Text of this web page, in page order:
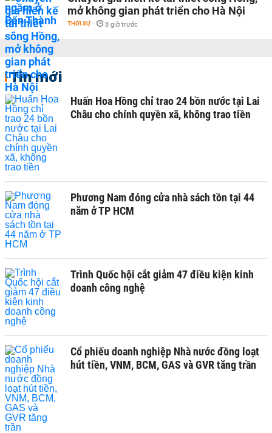
mở không gian phát triển cho Hà Nội
THỜI SỰ - 8 giờ trước
Tin mới
Huấn Hoa Hồng chỉ trao 24 bồn nước tại Lai
Châu cho chính quyền xã, không trao tiền
Phương Nam đóng cửa nhà sách tồn tại 44
năm ở TP HCM
Trình Quốc hội cắt giảm 47 điều kiện kinh
doanh công nghệ
Cổ phiếu doanh nghiệp Nhà nước đồng loạt
hút tiền, VNM, BCM, GAS và GVR tăng trần